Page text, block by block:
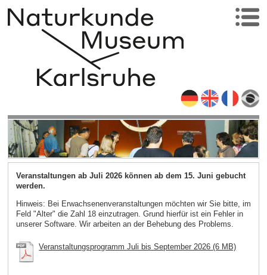
Veranstaltungen ab Juli 2026 können ab dem 15. Juni gebucht
werden.
Hinweis: Bei Erwachsenenveranstaltungen möchten wir Sie bitte, im
Feld "Alter" die Zahl 18 einzutragen. Grund hierfür ist ein Fehler in
unserer Software. Wir arbeiten an der Behebung des Problems.
Veranstaltungsprogramm Juli bis September 2026 (6 MB)